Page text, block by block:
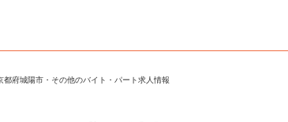
京都府城陽市・その他のバイト・パート求人情報